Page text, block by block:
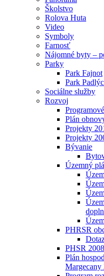
Školstvo
Rolova Huta
Video
Symboly
Farnosť
Nájomné byty –
Parky
Park Fajnot
Park
Sociálne služby
Rozvoj
Plán
Projekty
Projekty
Bývanie
Územný
PHRSR
PHSR
Plán
Margecany